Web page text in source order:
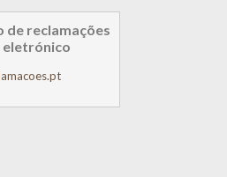
de reclamações